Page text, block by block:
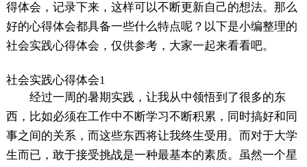
得体会，记录下来，这样可以不断更新自己的想法。那么
好的心得体会都具备一些什么特点呢？以下是小编整理的
社会实践心得体会，仅供参考，大家一起来看看吧。
社会实践心得体会1
经过一周的暑期实践，让我从中领悟到了很多的东
西，比如必须在工作中不断学习不断积累，同时搞好和同
事之间的关系，而这些东西将让我终生受用。而对于大学
生而已，敢于接受挑战是一种最基本的素质。虽然一个星